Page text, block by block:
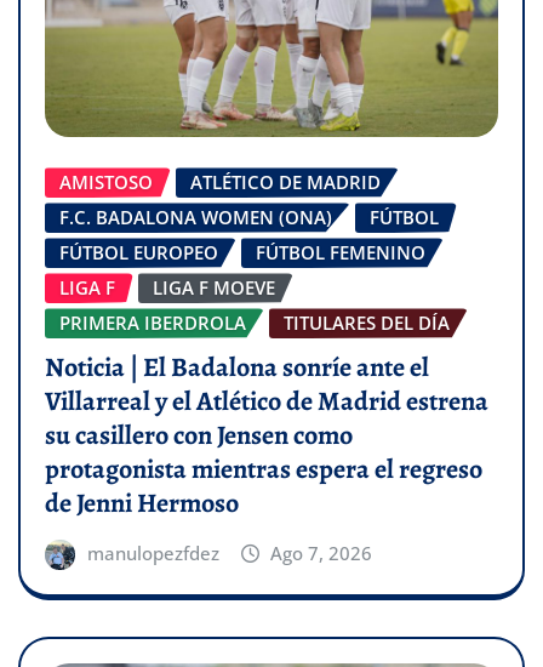
AMISTOSO
ATLÉTICO DE MADRID
F.C. BADALONA WOMEN (ONA)
FÚTBOL
FÚTBOL EUROPEO
FÚTBOL FEMENINO
LIGA F
LIGA F MOEVE
PRIMERA IBERDROLA
TITULARES DEL DÍA
Noticia | El Badalona sonríe ante el
Villarreal y el Atlético de Madrid estrena
su casillero con Jensen como
protagonista mientras espera el regreso
de Jenni Hermoso
manulopezfdez Ago 7, 2026